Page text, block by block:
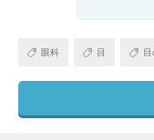
眼科 目